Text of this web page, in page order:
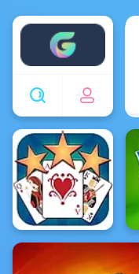
Enjoy4fun